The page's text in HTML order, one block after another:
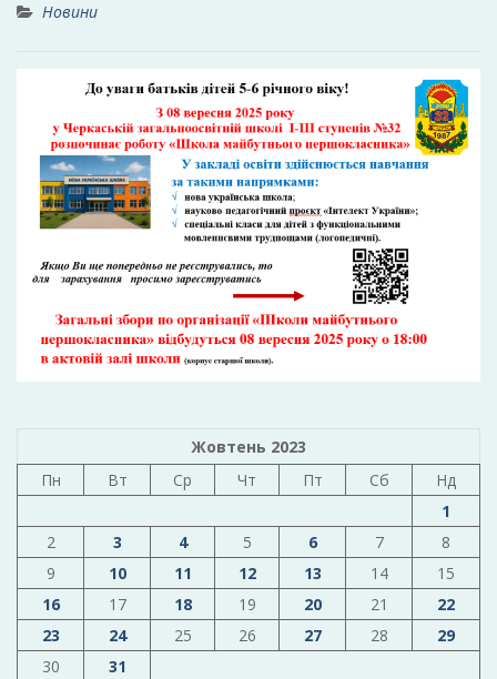
Новини
Жовтень 2023
Пн
Вт Ср Чт Пт Сб
Нд
1
2
3 4 5 6 7
8
9
10 11 12 13 14
15
16
17 18 19 20 21
22
23
24 25 26 27 28
29
30
31